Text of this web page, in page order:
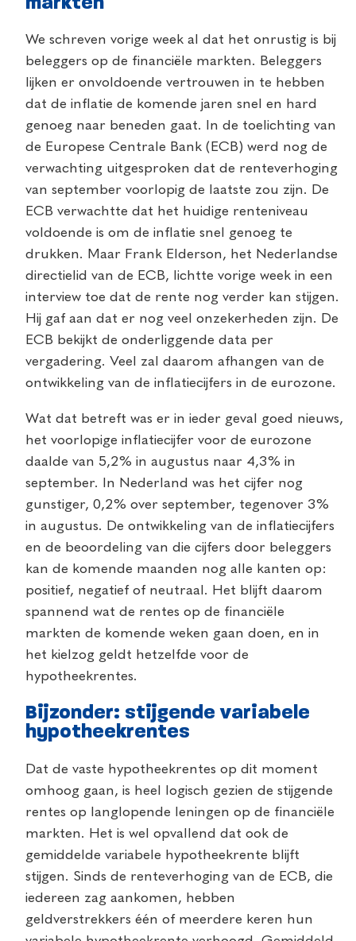
We schreven vorige week al dat het onrustig is bij
beleggers op de financiële markten. Beleggers
lijken er onvoldoende vertrouwen in te hebben
dat de inflatie de komende jaren snel en hard
genoeg naar beneden gaat. In de toelichting van
de Europese Centrale Bank (ECB) werd nog de
verwachting uitgesproken dat de renteverhoging
van september voorlopig de laatste zou zijn. De
ECB verwachtte dat het huidige renteniveau
voldoende is om de inflatie snel genoeg te
drukken. Maar Frank Elderson, het Nederlandse
directielid van de ECB, lichtte vorige week in een
interview toe dat de rente nog verder kan stijgen.
Hij gaf aan dat er nog veel onzekerheden zijn. De
ECB bekijkt de onderliggende data per
vergadering. Veel zal daarom afhangen van de
ontwikkeling van de inflatiecijfers in de eurozone.
Wat dat betreft was er in ieder geval goed nieuws,
het voorlopige inflatiecijfer voor de eurozone
daalde van 5,2% in augustus naar 4,3% in
september. In Nederland was het cijfer nog
gunstiger, 0,2% over september, tegenover 3%
in augustus. De ontwikkeling van de inflatiecijfers
en de beoordeling van die cijfers door beleggers
kan de komende maanden nog alle kanten op:
positief, negatief of neutraal. Het blijft daarom
spannend wat de rentes op de financiële
markten de komende weken gaan doen, en in
het kielzog geldt hetzelfde voor de
hypotheekrentes.
Bijzonder: stijgende variabele
hypotheekrentes
Dat de vaste hypotheekrentes op dit moment
omhoog gaan, is heel logisch gezien de stijgende
rentes op langlopende leningen op de financiële
markten. Het is wel opvallend dat ook de
gemiddelde variabele hypotheekrente blijft
stijgen. Sinds de renteverhoging van de ECB, die
iedereen zag aankomen, hebben
geldverstrekkers één of meerdere keren hun